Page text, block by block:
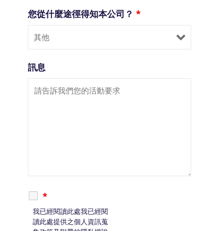
您從什麼途徑得知本公司？*
訊息
*
我已經閱讀此處我已經閱
讀此處提供之個人資訊蒐